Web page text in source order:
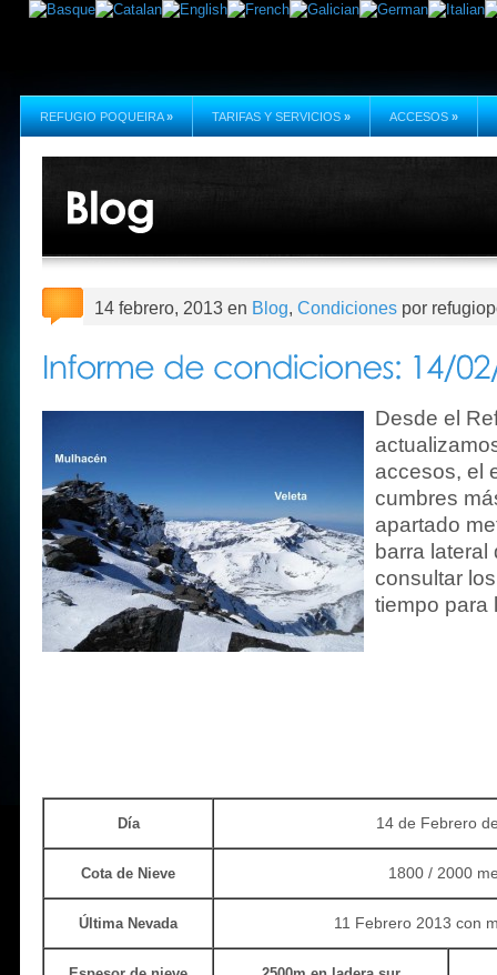
REFUGIO POQUEIRA » TARIFAS Y SERVICIOS » ACCESOS »
14 febrero, 2013 en Blog, Condiciones por
Desde el
accesos, el
cumbres
apartado
barra lateral
consultar
tiempo para
Día 14 de Febrero
Cota de Nieve 1800 / 2000
Última Nevada 11 Febrero 2013 con